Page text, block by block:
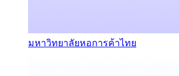
มหาวิทยาลัยหอการค้าไทย